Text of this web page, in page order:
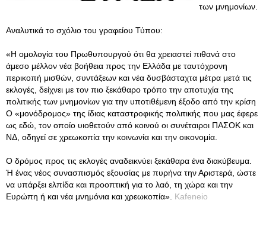
των μνημονίων.
Αναλυτικά το σχόλιο του γραφείου Τύπου:
«Η ομολογία του Πρωθυπουργού ότι θα χρειαστεί πιθανά στο
άμεσο μέλλον νέα βοήθεια προς την Ελλάδα με ταυτόχρονη
περικοπή μισθών, συντάξεων και νέα δυσβάσταχτα μέτρα μετά τις
εκλογές, δείχνει με τον πιο ξεκάθαρο τρόπο την αποτυχία της
πολιτικής των μνημονίων για την υποτιθέμενη έξοδο από την κρίση
Ο «μονόδρομος» της ίδιας καταστροφικής πολιτικής που μας έφερε
ως εδώ, τον οποίο υιοθετούν από κοινού οι συνέταιροι ΠΑΣΟΚ και
ΝΔ, οδηγεί σε χρεωκοπία την κοινωνία και την οικονομία.
Ο δρόμος προς τις εκλογές αναδεικνύει ξεκάθαρα ένα διακύβευμα.
Ή ένας νέος συνασπισμός εξουσίας με πυρήνα την Αριστερά, ώστε
να υπάρξει ελπίδα και προοπτική για το λαό, τη χώρα και την
Ευρώπη ή και νέα μνημόνια και χρεωκοπία». Kafeneio